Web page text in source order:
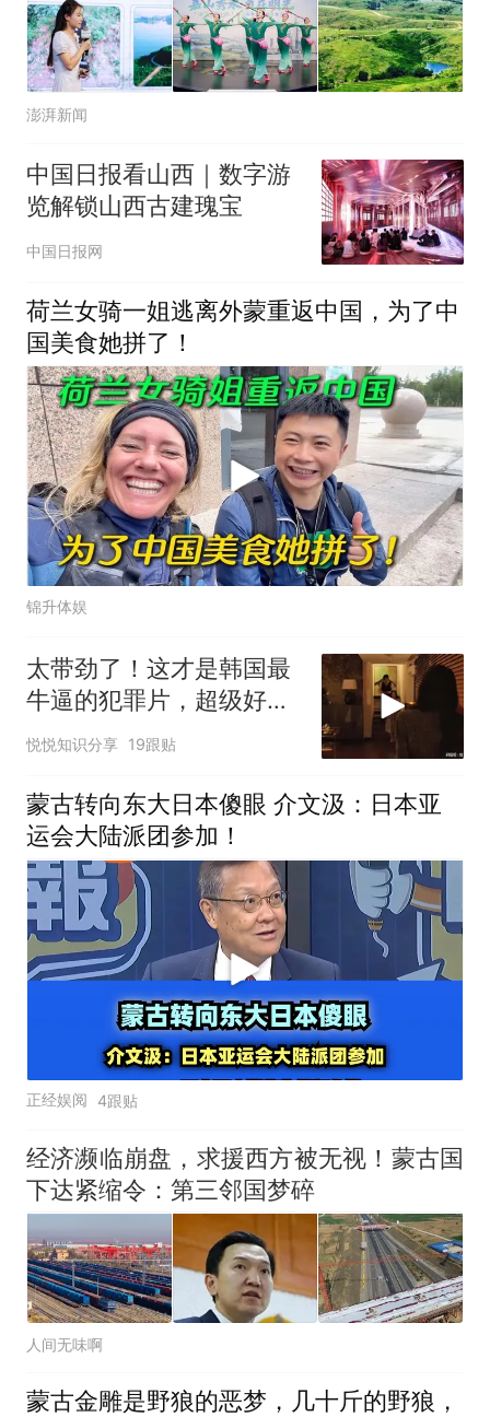
澎湃新闻
中国日报看山西｜数字游
览解锁山西古建瑰宝
中国日报网
荷兰女骑一姐逃离外蒙重返中国，为了中
国美食她拼了！
锦升体娱
太带劲了！这才是韩国最
牛逼的犯罪片，超级好
看，人不能太贪！
悦悦知识分享 19跟贴
蒙古转向东大日本傻眼 介文汲：日本亚
运会大陆派团参加！
正经娱阅 4跟贴
经济濒临崩盘，求援西方被无视！蒙古国
下达紧缩令：第三邻国梦碎
人间无味啊
蒙古金雕是野狼的恶梦，几十斤的野狼，